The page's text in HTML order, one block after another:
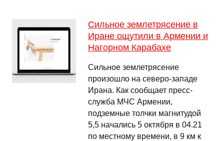
Сильное землетрясение в
Иране ощутили в Армении и
Нагорном Карабахе
Сильное землетрясение
произошло на северо-западе
Ирана. Как сообщает пресс-
служба МЧС Армении,
подземные толчки магнитудой
5,5 начались 5 октября в 04.21
по местному времени, в 9 км к